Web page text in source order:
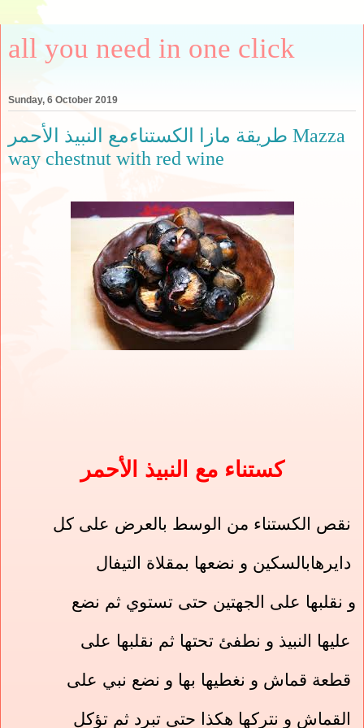
all you need in one click
Sunday, 6 October 2019
طريقة مازا الكستناءمع النبيذ الأحمر Mazza
way chestnut with red wine
كستناء مع النبيذ الأحمر
نقص الكستناء من الوسط بالعرض على كل
دايرهابالسكين و نضعها بمقلاة التيفال
و نقلبها على الجهتين حتى تستوي ثم نضع
عليها النبيذ و نطفئ تحتها ثم نقلبها على
قطعة قماش و نغطيها بها و نضع نبي على
القماش و نتركها هكذا حتى تبرد ثم تؤكل